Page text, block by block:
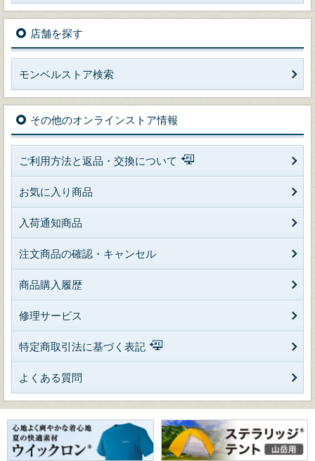
店舗を探す
モンベルストア検索
その他のオンラインストア情報
ご利用方法と返品・交換について
お気に入り商品
入荷通知商品
注文商品の確認・キャンセル
商品購入履歴
修理サービス
特定商取引法に基づく表記
よくある質問